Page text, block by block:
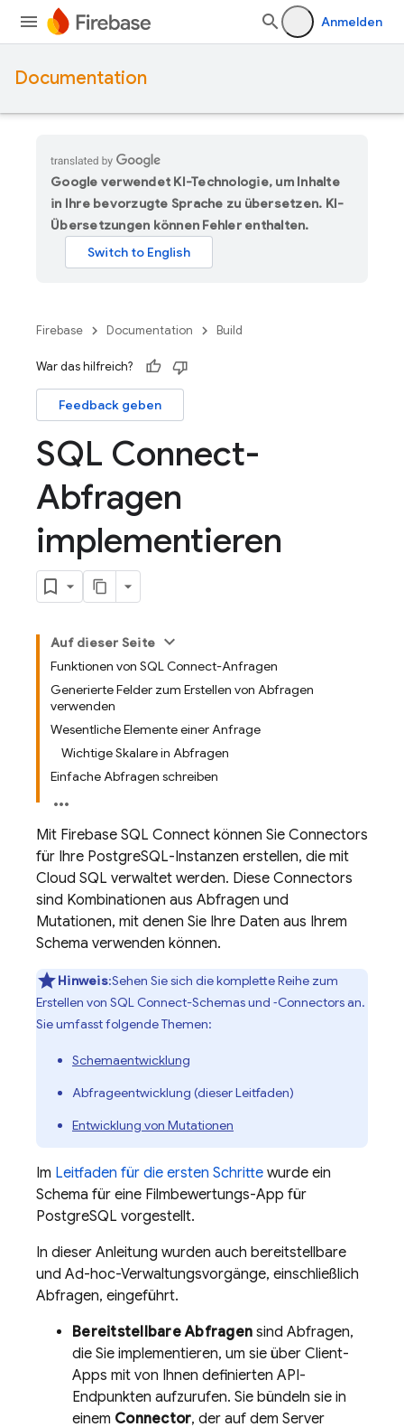
Anmelden
Documentation
Google verwendet KI-Technologie, um Inhalte
in Ihre bevorzugte Sprache zu übersetzen. KI-
Übersetzungen können Fehler enthalten.
Firebase Documentation Build
War das hilfreich?
Feedback geben
SQL Connect-
Abfragen
implementieren
Auf dieser Seite
Funktionen von SQL Connect-Anfragen
Generierte Felder zum Erstellen von Abfragen
verwenden
Wesentliche Elemente einer Anfrage
Wichtige Skalare in Abfragen
Einfache Abfragen schreiben
Mit Firebase SQL Connect können Sie Connectors
für Ihre PostgreSQL-Instanzen erstellen, die mit
Cloud SQL verwaltet werden. Diese Connectors
sind Kombinationen aus Abfragen und
Mutationen, mit denen Sie Ihre Daten aus Ihrem
Schema verwenden können.
Hinweis:Sehen Sie sich die komplette Reihe zum
Erstellen von SQL Connect-Schemas und ‑Connectors an.
Sie umfasst folgende Themen:
Schemaentwicklung
Abfrageentwicklung (dieser Leitfaden)
Entwicklung von Mutationen
Im Leitfaden für die ersten Schritte wurde ein
Schema für eine Filmbewertungs-App für
PostgreSQL vorgestellt.
In dieser Anleitung wurden auch bereitstellbare
und Ad-hoc-Verwaltungsvorgänge, einschließlich
Abfragen, eingeführt.
Bereitstellbare Abfragen sind Abfragen,
die Sie implementieren, um sie über Client-
Apps mit von Ihnen definierten API-
Endpunkten aufzurufen. Sie bündeln sie in
einem Connector, der auf dem Server